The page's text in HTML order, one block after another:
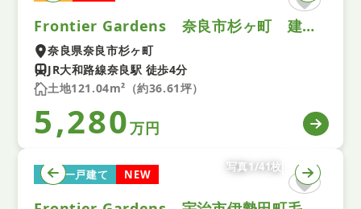
Frontier Gardens 奈良市杉ヶ町 建築条件付き土地 全１区画
奈良県奈良市杉ヶ町
JR大和路線奈良駅 徒歩4分
土地121.04m²（約36.61坪）
5,280万円
新築一戸建て NEW
写真1/41枚